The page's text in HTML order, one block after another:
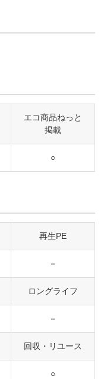
エコ商品ねっと
掲載
○
再生PE
－
ロングライフ
－
回収・リユース
○